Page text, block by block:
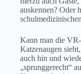
auskennen? Oder
Kann man die
Katzenaugen
auch hin und
„sprunggerecht“